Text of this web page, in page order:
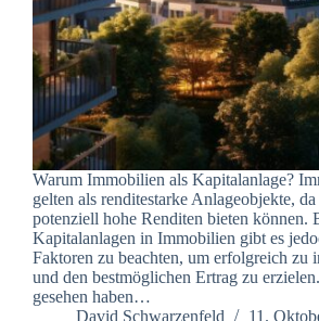
Warum Immobilien als Kapitalanlage?
gelten als renditestarke Anlageobjekte, da
potenziell hohe Renditen bieten können.
Kapitalanlagen in Immobilien gibt es
Faktoren zu beachten, um erfolgreich zu
und den bestmöglichen Ertrag zu
gesehen haben…
David Schwarzenfeld
11.